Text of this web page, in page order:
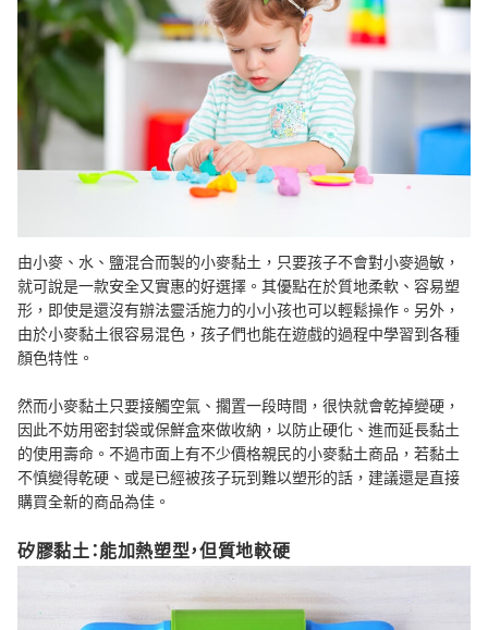
由小麥、水、鹽混合而製的小麥黏土，只要孩子不會對小麥過敏，
就可說是一款安全又實惠的好選擇。其優點在於質地柔軟、容易塑
形，即使是還沒有辦法靈活施力的小小孩也可以輕鬆操作。另外，
由於小麥黏土很容易混色，孩子們也能在遊戲的過程中學習到各種
顏色特性。
然而小麥黏土只要接觸空氣、擱置一段時間，很快就會乾掉變硬，
因此不妨用密封袋或保鮮盒來做收納，以防止硬化、進而延長黏土
的使用壽命。不過市面上有不少價格親民的小麥黏土商品，若黏土
不慎變得乾硬、或是已經被孩子玩到難以塑形的話，建議還是直接
購買全新的商品為佳。
矽膠黏土：能加熱塑型，但質地較硬